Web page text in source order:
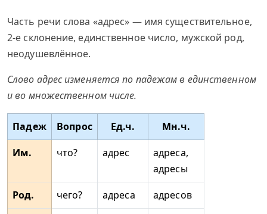
Часть речи слова «адрес» — имя существительное,
2-е склонение, единственное число, мужской род,
неодушевлённое.
Слово адрес изменяется по падежам в единственном
и во множественном числе.
Падеж Вопрос Ед.ч.
Мн.ч.
Им.
что? адрес
адреса,
адресы
Род.
чего? адреса
адресов